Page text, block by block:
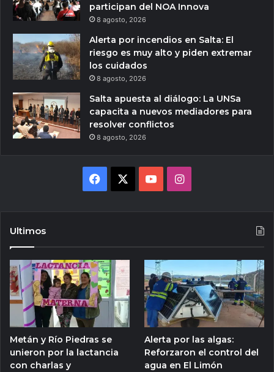
participan del NOA Innova
8 agosto, 2026
Alerta por incendios en Salta: El
riesgo es muy alto y piden extremar
los cuidados
8 agosto, 2026
Salta apuesta al diálogo: La UNSa
capacita a nuevos mediadores para
resolver conflictos
8 agosto, 2026
Facebook YouTubeInstagram
Ultimos
Metán y Río Piedras se
unieron por la lactancia
con charlas y
Alerta por las algas:
Reforzaron el control del
agua en El Limón